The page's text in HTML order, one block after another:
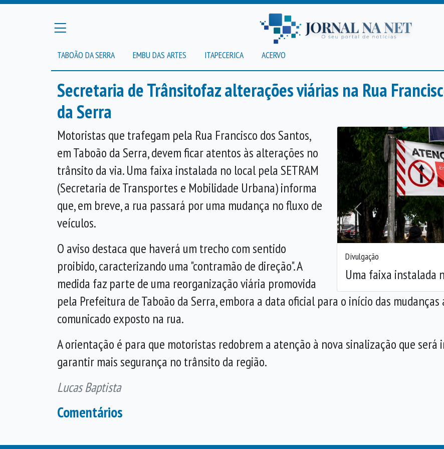
TABOÃO DA SERRA EMBU DAS ARTES ITAPECERICA ACERVO
Secretaria de Trânsitofaz alterações viárias na Rua
da Serra
Divulgação
Uma faixa instalada
Anterior
Motoristas que trafegam pela Rua Francisco dos Santos,
em Taboão da Serra, devem ficar atentos às alterações no
trânsito da via. Uma faixa instalada no local pela SETRAM
(Secretaria de Transportes e Mobilidade Urbana) informa
que, em breve, a rua passará por uma mudança no fluxo de
veículos.
O aviso destaca que haverá um trecho com sentido
proibido, caracterizando uma "contramão de direção". A
medida faz parte de uma reorganização viária promovida
pela Prefeitura de Taboão da Serra, embora a data oficial para o início das
comunicado exposto na rua.
A orientação é para que motoristas redobrem a atenção à nova sinalização que
garantir mais segurança no trânsito da região.
Lucas Baptista
Comentários